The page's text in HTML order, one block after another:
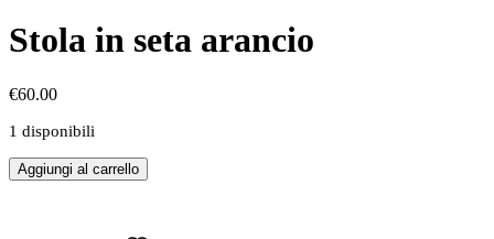
Stola in seta arancio
€60.00
1 disponibili
Aggiungi al carrello